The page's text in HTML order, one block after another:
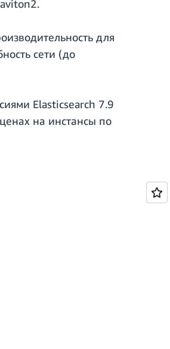
для
сети (до
Elasticsearch 7.9
на инстансы по